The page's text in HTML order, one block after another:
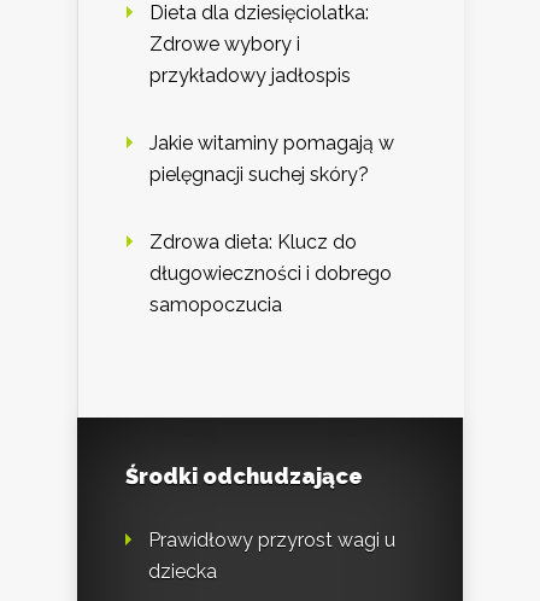
Dieta dla dziesięciolatka:
Zdrowe wybory i
przykładowy jadłospis
Jakie witaminy pomagają w
pielęgnacji suchej skóry?
Zdrowa dieta: Klucz do
długowieczności i dobrego
samopoczucia
Środki odchudzające
Prawidłowy przyrost wagi u
dziecka